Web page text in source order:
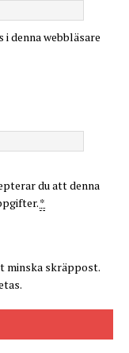
denna webbläsare
du att denna
*
minska skräppost.
.